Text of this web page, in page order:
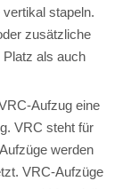
stapeln.
zusätzliche
als auch
Aufzug eine
VRC steht für
werden
VRC-Aufzüge